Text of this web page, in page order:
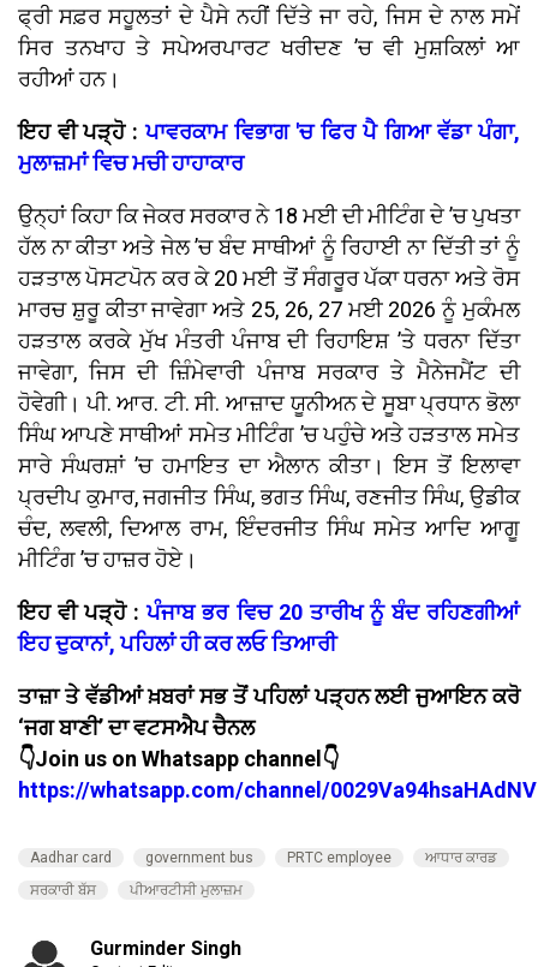
ਫ੍ਰੀ ਸਫ਼ਰ ਸਹੂਲਤਾਂ ਦੇ ਪੈਸੇ ਨਹੀਂ ਦਿੱਤੇ ਜਾ ਰਹੇ, ਜਿਸ ਦੇ ਨਾਲ ਸਮੇਂ
ਸਿਰ ਤਨਖਾਹ ਤੇ ਸਪੇਅਰਪਾਰਟ ਖਰੀਦਣ ’ਚ ਵੀ ਮੁਸ਼ਕਿਲਾਂ ਆ
ਰਹੀਆਂ ਹਨ।
ਇਹ ਵੀ ਪੜ੍ਹੋ :ਪਾਵਰਕਾਮ ਵਿਭਾਗ 'ਚ ਫਿਰ ਪੈ ਗਿਆ ਵੱਡਾ ਪੰਗਾ,
ਮੁਲਾਜ਼ਮਾਂ ਵਿਚ ਮਚੀ ਹਾਹਾਕਾਰ
ਉਨ੍ਹਾਂ ਕਿਹਾ ਕਿ ਜੇਕਰ ਸਰਕਾਰ ਨੇ 18 ਮਈ ਦੀ ਮੀਟਿੰਗ ਦੇ ’ਚ ਪੁਖਤਾ
ਹੱਲ ਨਾ ਕੀਤਾ ਅਤੇ ਜੇਲ ’ਚ ਬੰਦ ਸਾਥੀਆਂ ਨੂੰ ਰਿਹਾਈ ਨਾ ਦਿੱਤੀ ਤਾਂ ਨੂੰ
ਹੜਤਾਲ ਪੋਸਟਪੋਨ ਕਰ ਕੇ 20 ਮਈ ਤੋਂ ਸੰਗਰੂਰ ਪੱਕਾ ਧਰਨਾ ਅਤੇ ਰੋਸ
ਮਾਰਚ ਸ਼ੁਰੂ ਕੀਤਾ ਜਾਵੇਗਾ ਅਤੇ 25, 26, 27 ਮਈ 2026 ਨੂੰ ਮੁਕੰਮਲ
ਹੜਤਾਲ ਕਰਕੇ ਮੁੱਖ ਮੰਤਰੀ ਪੰਜਾਬ ਦੀ ਰਿਹਾਇਸ਼ ’ਤੇ ਧਰਨਾ ਦਿੱਤਾ
ਜਾਵੇਗਾ, ਜਿਸ ਦੀ ਜ਼ਿੰਮੇਵਾਰੀ ਪੰਜਾਬ ਸਰਕਾਰ ਤੇ ਮੈਨੇਜਮੈਂਟ ਦੀ
ਹੋਵੇਗੀ। ਪੀ. ਆਰ. ਟੀ. ਸੀ. ਆਜ਼ਾਦ ਯੂਨੀਅਨ ਦੇ ਸੂਬਾ ਪ੍ਰਧਾਨ ਭੋਲਾ
ਸਿੰਘ ਆਪਣੇ ਸਾਥੀਆਂ ਸਮੇਤ ਮੀਟਿੰਗ ’ਚ ਪਹੁੰਚੇ ਅਤੇ ਹੜਤਾਲ ਸਮੇਤ
ਸਾਰੇ ਸੰਘਰਸ਼ਾਂ ’ਚ ਹਮਾਇਤ ਦਾ ਐਲਾਨ ਕੀਤਾ। ਇਸ ਤੋਂ ਇਲਾਵਾ
ਪ੍ਰਦੀਪ ਕੁਮਾਰ, ਜਗਜੀਤ ਸਿੰਘ, ਭਗਤ ਸਿੰਘ, ਰਣਜੀਤ ਸਿੰਘ, ਉਡੀਕ
ਚੰਦ, ਲਵਲੀ, ਦਿਆਲ ਰਾਮ, ਇੰਦਰਜੀਤ ਸਿੰਘ ਸਮੇਤ ਆਦਿ ਆਗੂ
ਮੀਟਿੰਗ ’ਚ ਹਾਜ਼ਰ ਹੋਏ।
ਇਹ ਵੀ ਪੜ੍ਹੋ :ਪੰਜਾਬ ਭਰ ਵਿਚ 20 ਤਾਰੀਖ ਨੂੰ ਬੰਦ ਰਹਿਣਗੀਆਂ
ਇਹ ਦੁਕਾਨਾਂ, ਪਹਿਲਾਂ ਹੀ ਕਰ ਲਓ ਤਿਆਰੀ
ਤਾਜ਼ਾ ਤੇ ਵੱਡੀਆਂ ਖ਼ਬਰਾਂ ਸਭ ਤੋਂ ਪਹਿਲਾਂ ਪੜ੍ਹਨ ਲਈ ਜੁਆਇਨ ਕਰੋ
‘ਜਗ ਬਾਣੀ’ ਦਾ ਵਟਸਐਪ ਚੈਨਲ
👇Join us on Whatsapp channel👇
https://whatsapp.com/channel/
Aadhar card government bus PRTC employee
ਆਧਾਰ ਕਾਰਡ
ਸਰਕਾਰੀ ਬੱਸ
ਪੀਆਰਟੀਸੀ ਮੁਲਾਜ਼ਮ
Gurminder Singh